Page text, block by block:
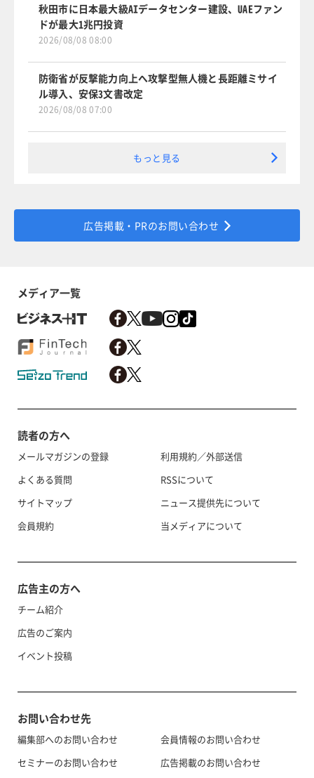
秋田市に日本最大級AIデータセンター建設、UAEファン
ドが最大1兆円投資
2026/08/08 08:00
防衛省が反撃能力向上へ攻撃型無人機と長距離ミサイ
ル導入、安保3文書改定
2026/08/08 07:00
もっと見る
広告掲載・PRのお問い合わせ
メディア一覧
読者の方へ
メールマガジンの登録
よくある質問
サイトマップ
会員規約
利用規約／外部送信
RSSについて
ニュース提供先について
当メディアについて
広告主の方へ
チーム紹介
広告のご案内
イベント投稿
お問い合わせ先
編集部へのお問い合わせ
セミナーのお問い合わせ
会員情報のお問い合わせ
広告掲載のお問い合わせ